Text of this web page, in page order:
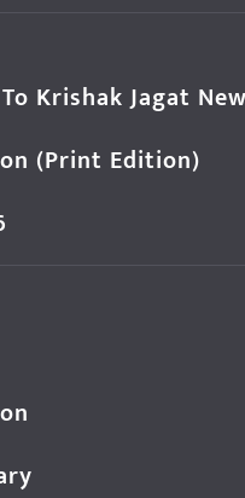
Krishak Jagat
(Print Edition)